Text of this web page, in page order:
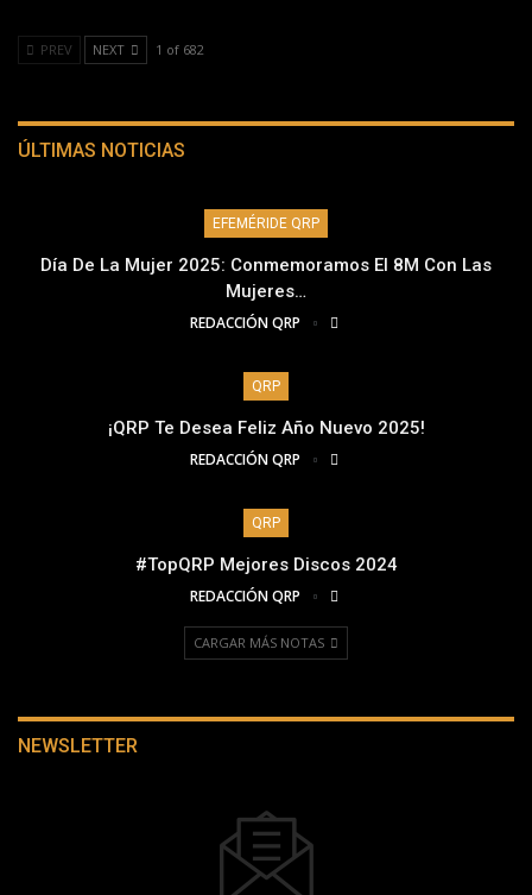
PREV NEXT 1 of 682
ÚLTIMAS NOTICIAS
EFEMÉRIDE QRP
Día De La Mujer 2025: Conmemoramos El 8M Con Las
Mujeres…
REDACCIÓN QRP
QRP
¡QRP Te Desea Feliz Año Nuevo 2025!
REDACCIÓN QRP
QRP
#TopQRP Mejores Discos 2024
REDACCIÓN QRP
CARGAR MÁS NOTAS
NEWSLETTER